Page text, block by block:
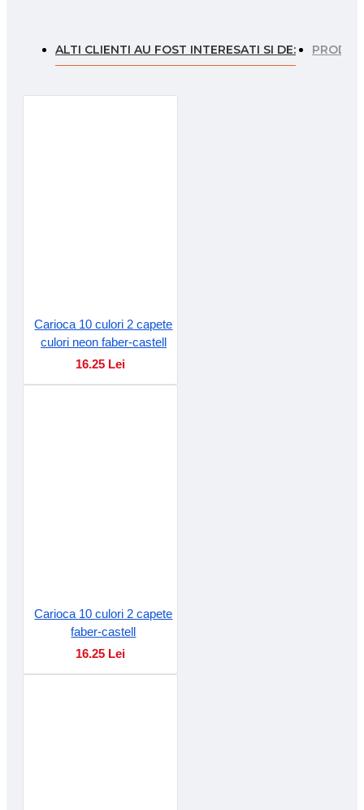
ALTI CLIENTI AU FOST INTERESATI SI DE:
Carioca 10 culori 2 capete
culori neon faber-castell
16.25 Lei
Carioca 10 culori 2 capete
faber-castell
16.25 Lei